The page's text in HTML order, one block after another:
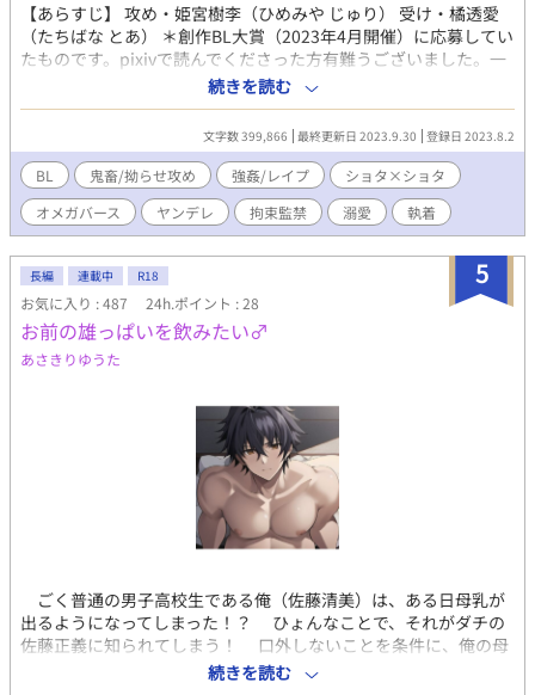
【あらすじ】 攻め・姫宮樹李（ひめみや じゅり） 受け・橘透愛
（たちばな とあ） ＊創作BL大賞（2023年4月開催）に応募してい
たものです。pixivで読んでくださった方有難うございました。一
言感想、長文感想どちらも嬉しいです✨ 橘同担拒否の拗らせ陰キ
ャα（人気者の耽美系美青年）×姫宮に人生狂わされた陽キャ
Ω（見た目派手なカッコ可愛い系イケメン） 「君を、あの夏に閉
じ込められたらよかったのに……」 大学1年生の橘透愛は、大学
入学を機に髪を明るく染め、Ωであることをひた隠しにしながら
生活していた。 なにしろ透愛の「番」かつ「夫」であるαは、同
じ大学に通っているαの青年、姫宮樹李だったからだ。 大手会社
の社長の息子でもある姫宮は、傲慢なαとは程遠く、眉目秀麗、文
武両道、温厚堅実を絵に描いたような男であり、常に取り巻きに
囲まれている大学内の人気者だった。 けれども透愛は知ってい
た。あの男の本性を。 二人の関係は7年前までにさかのぼる。 小
学6年生の夏、透愛は自分が未分化Ω（突然Ωへと変貌する特異体
質を持ったβ）であることを知り、校内でヒートを起こしてしまっ
クラスメイト、姫宮。 姫宮はまるで美少女のような可憐な容姿を
持つ少年で、優しく、親切で、常に笑顔を絶やさぬ魔性の子ども
だった。 しかし、ヒートで誘発してしまった彼のα性はあまりに
も凶暴で、透愛は成す術もなく。 逃げ込んだ体育館の用具室で姫
宮に朝まで犯され、無理矢理番にさせられてしまった。 αとΩの、
不幸な事故だった、コドモの過ちだった、お互いに望まぬ関係だ
った。 確かに透愛はそう思っていた──おぞましい男、姫宮の真
意を知るまでは。 ＊私の中の「青春」を詰め込みました。 ＊攻め
頂けると嬉しいです。その分後半で大爆発します。 ＊攻めはだい
ぶ受けを拗らせたメンヘラです。キモいです。覚悟してくださ
い。 ＊子供同士の激しい強姦シーンがあります。 ＊毎朝6時と18
時、一日2回数話更新していきます。 ＊申し訳ありませんが閲覧
続きを読む
文字数 399,866 最終更新日 2023.9.30 登録日 2023.8.2
BL 鬼畜/拗らせ攻め 強姦/レイプ
ショタ×ショタ
オメガバース
ヤンデレ 拘束監禁 溺愛 執着
5
長編 連載中 R18
お気に入り : 487 24h.ポイント : 28
お前の雄っぱいを飲みたい♂
あさきりゆうた
ごく普通の男子高校生である俺（佐藤清美）は、ある日母乳が
出るようになってしまった！？ ひょんなことで、それがダチの
佐藤正義に知られてしまう！ 口外しないことを条件に、俺の母
乳はダチに吸われる事になり、更にはとんでもない変態プレイま
続きを読む